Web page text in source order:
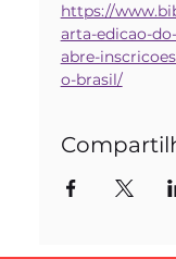
https://
arta-edicao-
abre-
o-brasil/